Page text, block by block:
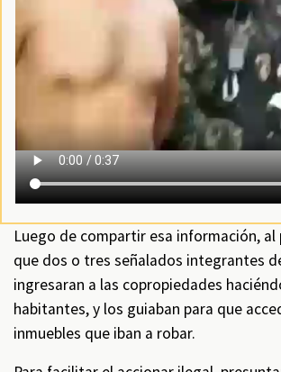
Luego de compartir esa información, al
que dos o tres señalados integrantes
ingresaran a las copropiedades
habitantes, y los guiaban para que
inmuebles que iban a robar.